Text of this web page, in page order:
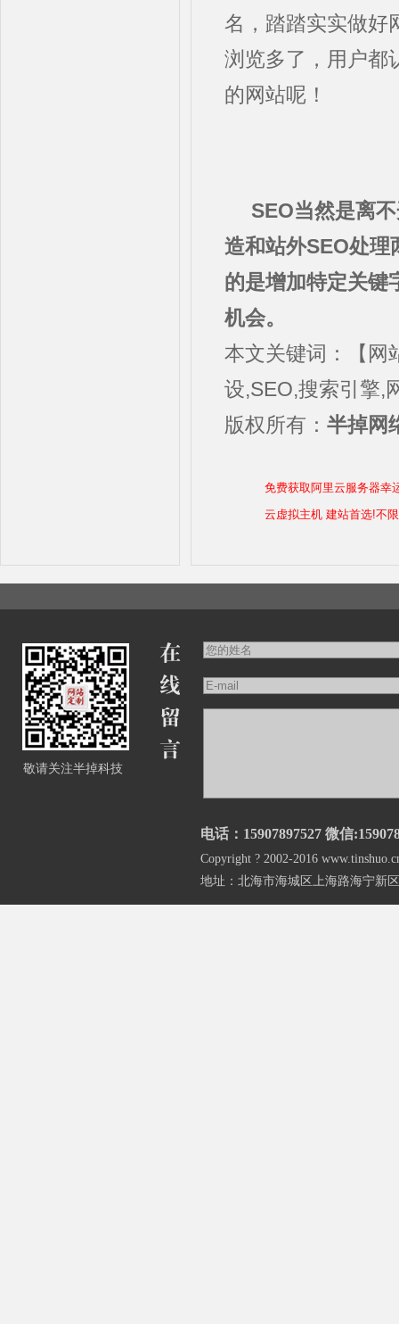
名，踏踏实实做好
浏览多了，用户都
的网站呢！
SEO当然是离
造和站外SEO处理
的是增加特定关键
机会。
本文关键词：【网
设,SEO,搜索引擎,
版权所有： 半掉网
免费获取阿里云服务器幸
云虚拟主机 建站首选!不
敬请关注半掉科技
电话：15907897527 微信
Copyright ? 2002-2016
地址：北海市海城区上海路海宁新